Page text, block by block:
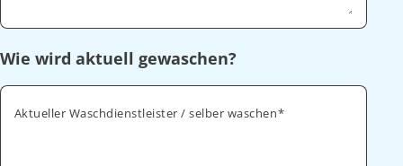
Wie wird aktuell gewaschen?
Aktueller Waschdienstleister / selber waschen